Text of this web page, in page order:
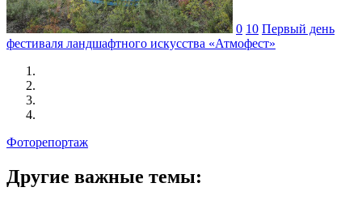
0 10 Первый день
фестиваля ландшафтного искусства «Атмофест»
Фоторепортаж
Другие важные темы: